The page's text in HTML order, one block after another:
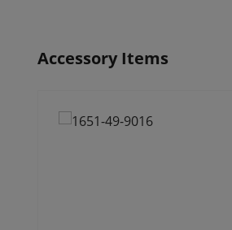
Produktgalerie überspringen
Accessory Items